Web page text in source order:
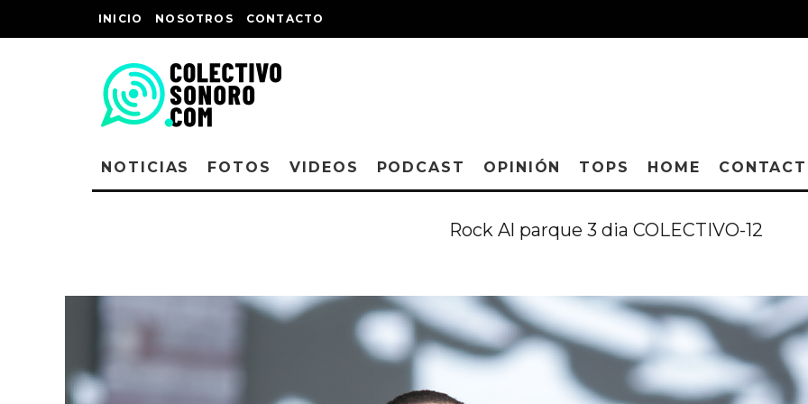
INICIO NOSOTROS CONTACTO
NOTICIAS FOTOS VIDEOS PODCAST OPINIÓN TOPS HOME
Rock Al parque 3 dia COLECTIVO-12